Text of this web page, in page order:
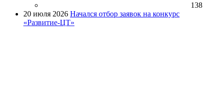
138
20 июля 2026 Начался отбор заявок на конкурс
«Развитие-ЦТ»